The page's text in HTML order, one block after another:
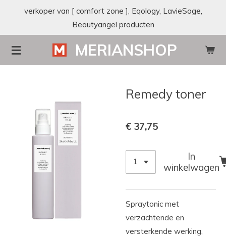
de
hoofdinhoud
MERIANSHOP
verkoper van [ comfort zone ], Eqology, LavieSage,
Beautyangel producten
Remedy toner
€ 37,75
In
winkelwagen
Spraytonic met
verzachtende en
versterkende werking,